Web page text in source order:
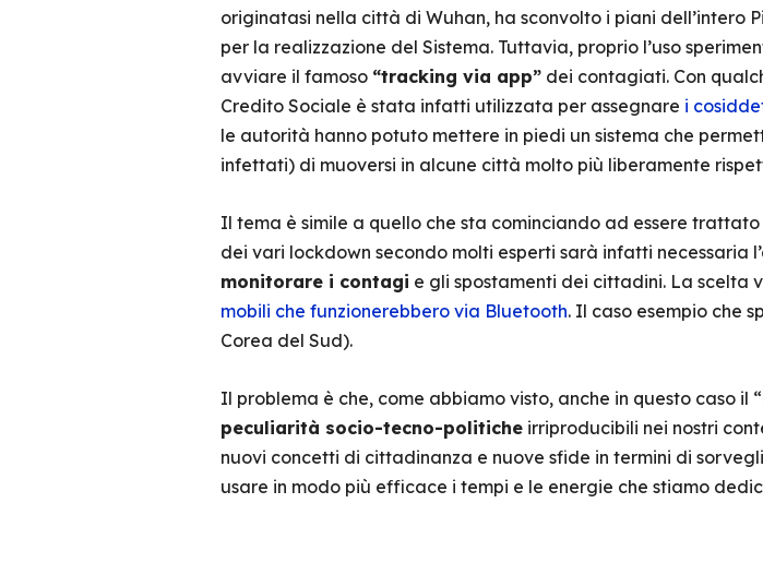
originatasi nella città di Wuhan, ha sconvolto i piani dell’intero
per la realizzazione del Sistema. Tuttavia, proprio l’uso
avviare il famoso “tracking via app”dei contagiati. Con
Credito Sociale è stata infatti utilizzata per assegnare i
le autorità hanno potuto mettere in piedi un sistema che
infettati) di muoversi in alcune città molto più liberamente
Il tema è simile a quello che sta cominciando ad essere
dei vari lockdown secondo molti esperti sarà infatti necessaria
monitorare i contagi e gli spostamenti dei cittadini. La scelta
mobili che funzionerebbero via Bluetooth. Il caso esempio che
Corea del Sud).
Il problema è che, come abbiamo visto, anche in questo caso il
peculiarità socio-tecno-politicheirriproducibili nei nostri
nuovi concetti di cittadinanza e nuove sfide in termini di
usare in modo più efficace i tempi e le energie che stiamo